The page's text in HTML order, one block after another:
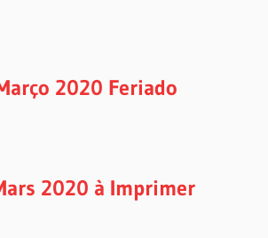
2020 Feriado
2020 à Imprimer